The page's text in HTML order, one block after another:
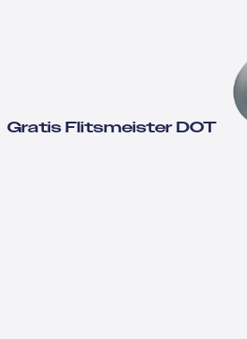
Gratis Flitsmeister DOT